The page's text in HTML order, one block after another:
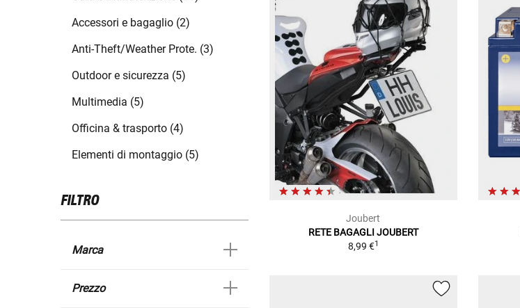
Accessori e bagaglio (2)
Anti-Theft/Weather Prote. (3)
Outdoor e sicurezza (5)
Multimedia (5)
Officina & trasporto (4)
Elementi di montaggio (5)
FILTRO
Marca
Prezzo
Joubert
RETE BAGAGLI JOUBERT
8,99 €1